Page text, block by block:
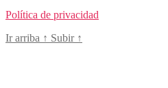
Política de privacidad
Ir arriba ↑ Subir ↑